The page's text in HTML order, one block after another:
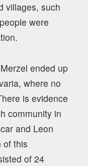
villages, such
were
ended up
where no
is evidence
community in
and Leon
of this
of 24